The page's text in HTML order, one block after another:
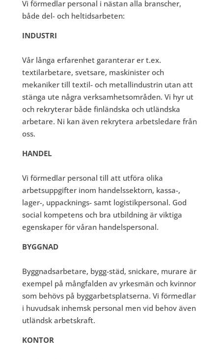
Vi förmedlar personal i nästan alla branscher,
både del- och heltidsarbeten:
INDUSTRI
Vår långa erfarenhet garanterar er t.ex.
textilarbetare, svetsare, maskinister och
mekaniker till textil- och metallindustrin utan att
stänga ute några verksamhetsområden. Vi hyr ut
och rekryterar både finländska och utländska
arbetare. Ni kan även rekrytera arbetsledare från
oss.
HANDEL
Vi förmedlar personal till att utföra olika
arbetsuppgifter inom handelssektorn, kassa-,
lager-, uppacknings- samt logistikpersonal. God
social kompetens och bra utbildning är viktiga
egenskaper för våran handelspersonal.
BYGGNAD
Byggnadsarbetare, bygg-städ, snickare, murare är
exempel på mångfalden av yrkesmän och kvinnor
som behövs på byggarbetsplatserna. Vi förmedlar
i huvudsak inhemsk personal men vid behov även
utländsk arbetskraft.
KONTOR